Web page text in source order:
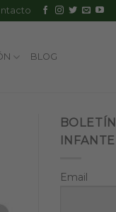
BLOG
Email